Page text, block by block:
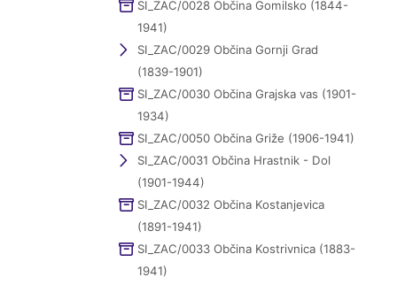
SI_ZAC/0028 Občina Gomilsko (1844-
1941)
SI_ZAC/0029 Občina Gornji Grad
(1839-1901)
SI_ZAC/0030 Občina Grajska vas (1901-
1934)
SI_ZAC/0050 Občina Griže (1906-1941)
SI_ZAC/0031 Občina Hrastnik - Dol
(1901-1944)
SI_ZAC/0032 Občina Kostanjevica
(1891-1941)
SI_ZAC/0033 Občina Kostrivnica (1883-
1941)